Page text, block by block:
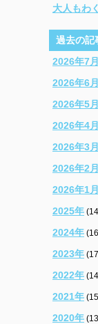
大人もわ
過去の記
2026年7月
2026年6月
2026年5月
2026年4月
2026年3月
2026年2月
2026年1月
2025年
2024年
2023年
2022年
2021年
2020年